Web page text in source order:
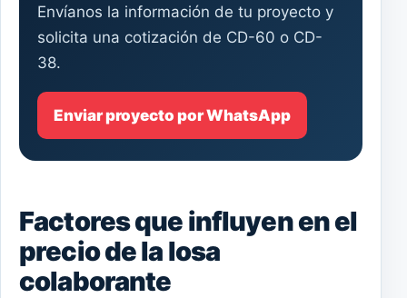
Envíanos la información de tu proyecto y
solicita una cotización de CD-60 o CD-
38.
Enviar proyecto por WhatsApp
Factores que influyen en el
precio de la losa
colaborante